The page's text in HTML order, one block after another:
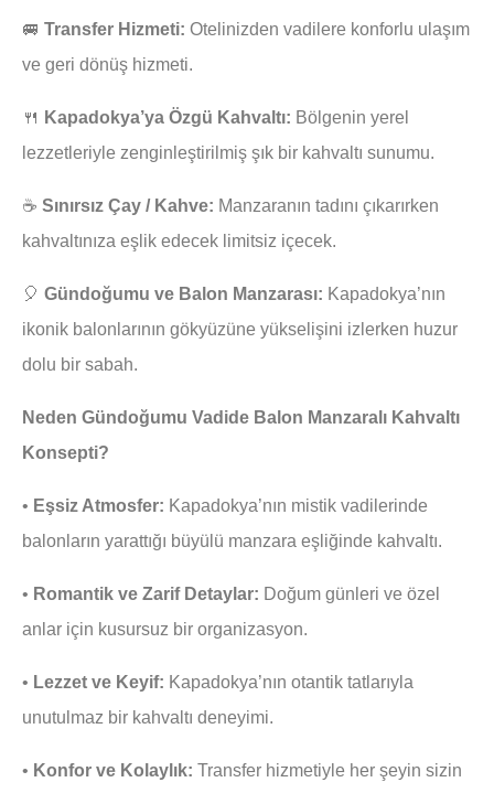
🚐 Transfer Hizmeti: Otelinizden vadilere konforlu ulaşım
ve geri dönüş hizmeti.
🍴 Kapadokya’ya Özgü Kahvaltı: Bölgenin yerel
lezzetleriyle zenginleştirilmiş şık bir kahvaltı sunumu.
☕ Sınırsız Çay / Kahve: Manzaranın tadını çıkarırken
kahvaltınıza eşlik edecek limitsiz içecek.
🎈 Gündoğumu ve Balon Manzarası: Kapadokya’nın
ikonik balonlarının gökyüzüne yükselişini izlerken huzur
dolu bir sabah.
Neden Gündoğumu Vadide Balon Manzaralı Kahvaltı
Konsepti?
• Eşsiz Atmosfer: Kapadokya’nın mistik vadilerinde
balonların yarattığı büyülü manzara eşliğinde kahvaltı.
• Romantik ve Zarif Detaylar: Doğum günleri ve özel
anlar için kusursuz bir organizasyon.
• Lezzet ve Keyif: Kapadokya’nın otantik tatlarıyla
unutulmaz bir kahvaltı deneyimi.
• Konfor ve Kolaylık: Transfer hizmetiyle her şeyin sizin